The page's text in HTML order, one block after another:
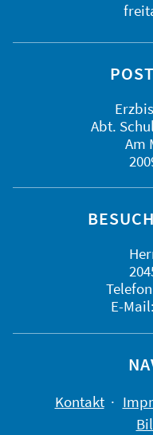
Abt.
Am
E-Mail:
Kontakt